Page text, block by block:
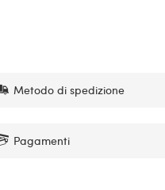
Metodo di spedizione
Pagamenti